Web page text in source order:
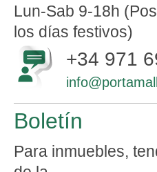
Lun-Sab 9-18h
los días festivos)
+34 971
Boletín
Para inmuebles,